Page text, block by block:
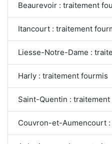
Beaurevoir : traitement
Itancourt : traitement
Liesse-Notre-Dame :
Harly : traitement fourmis
Saint-Quentin :
Couvron-et-Aumencourt